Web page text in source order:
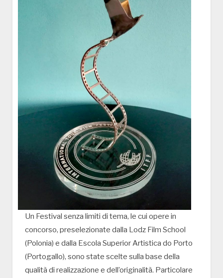
Un Festival senza limiti di tema, le cui opere in
concorso, preselezionate dalla Lodz Film School
(Polonia) e dalla Escola Superior Artistica do Porto
(Portogallo), sono state scelte sulla base della
qualità di realizzazione e dell’originalità. Particolare